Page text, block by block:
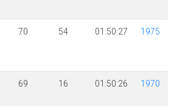
70 54 01:50:27 1975
69 16 01:50:26 1970